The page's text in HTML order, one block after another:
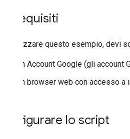
Prerequisiti
Per utilizzare questo esempio, devi
Un Account Google (gli
Un browser web con accesso a
Configurare lo script